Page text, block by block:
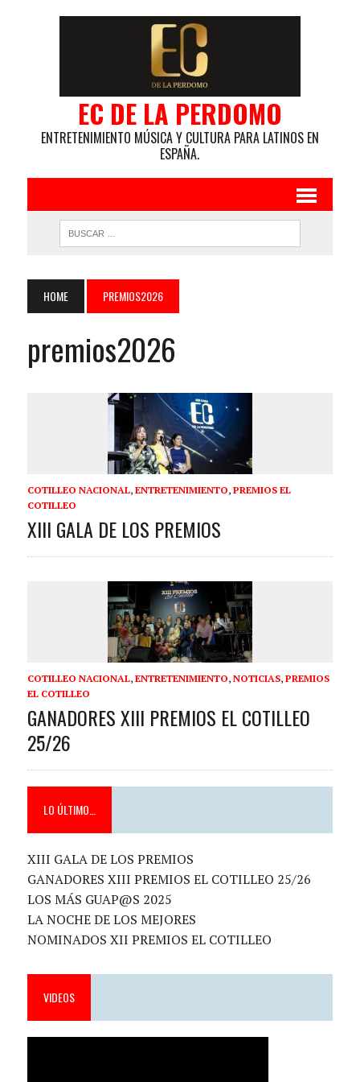
EC DE LA PERDOMO
ENTRETENIMIENTO MÚSICA Y CULTURA PARA LATINOS EN
ESPAÑA.
HOME PREMIOS2026
premios2026
COTILLEO NACIONAL, ENTRETENIMIENTO, PREMIOS EL
COTILLEO
XIII GALA DE LOS PREMIOS
COTILLEO NACIONAL, ENTRETENIMIENTO, NOTICIAS, PREMIOS
EL COTILLEO
GANADORES XIII PREMIOS EL COTILLEO
25/26
LO ÚLTIMO…
XIII GALA DE LOS PREMIOS
GANADORES XIII PREMIOS EL COTILLEO 25/26
LOS MÁS GUAP@S 2025
LA NOCHE DE LOS MEJORES
NOMINADOS XII PREMIOS EL COTILLEO
VIDEOS